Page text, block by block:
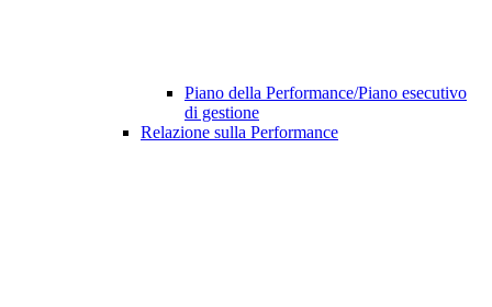
Piano della Performance/Piano esecutivo
di gestione
Relazione sulla Performance